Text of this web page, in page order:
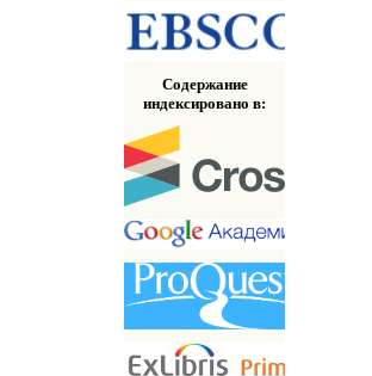
Содержание
индексировано в: